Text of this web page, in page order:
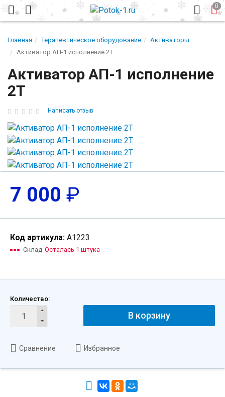
Главная Терапевтическое оборудование
Активаторы
Активатор АП-1 исполнение 2Т
Активатор АП-1 исполнение
2Т
Написать отзыв
7 000 ₽
Код артикула: А1223
Склад Осталась 1 штука
Количество:
В корзину
Сравнение Избранное